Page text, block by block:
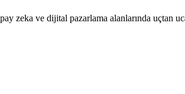
zeka ve dijital pazarlama alanlarında uçtan